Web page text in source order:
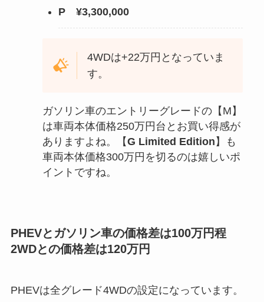
P ¥3,300,000
4WDは+22万円となっていま
す。
ガソリン車のエントリーグレードの【M】
は車両本体価格250万円台とお買い得感が
ありますよね。【G Limited Edition 】も
車両本体価格300万円を切るのは嬉しいポ
イントですね。
PHEVとガソリン車の価格差は100万円程
2WDとの価格差は120万円
PHEVは全グレード4WDの設定になっています。